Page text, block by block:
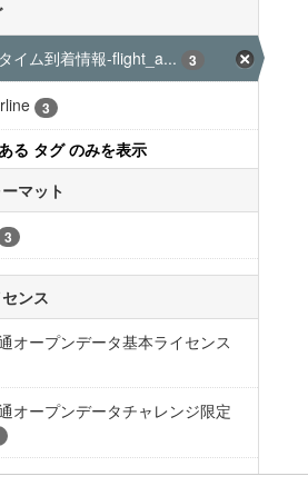
イム到着情報-flight_a...
3
3
る タグ のみを表示
マット
3
ンス
オープンデータ基本ライセンス
オープンデータチャレンジ限定